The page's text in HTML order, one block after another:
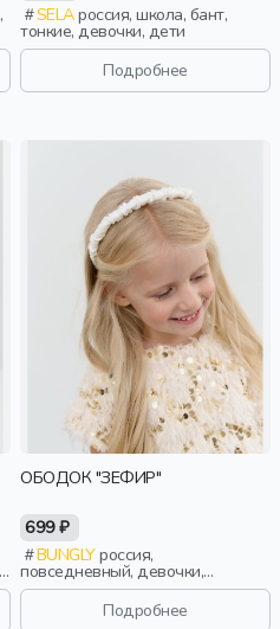
SELAроссия, школа, бант,
тонкие, девочки, дети
Подробнее
ОБОДОК "ЗЕФИР"
699 ₽
BUNGLYроссия,
повседневный, девочки,
малыши, дошкольники, дети
Подробнее